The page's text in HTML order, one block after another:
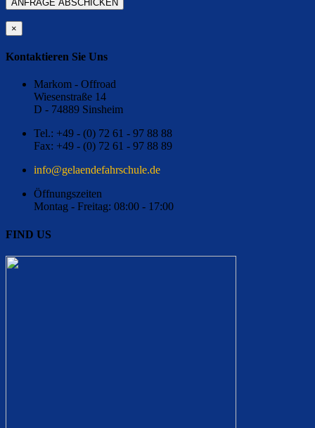
×
Kontaktieren Sie Uns
Markom - Offroad
Wiesenstraße 14
D - 74889 Sinsheim
Tel.: +49 - (0) 72 61 - 97 88 88
Fax: +49 - (0) 72 61 - 97 88 89
ed.eluhcsrhafednealeg@ofni
Öffnungszeiten
Montag - Freitag: 08:00 - 17:00
FIND US